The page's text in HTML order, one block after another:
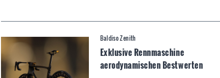
Baldiso Zenith
Exklusive Rennmaschine
aerodynamischen Bestwerten